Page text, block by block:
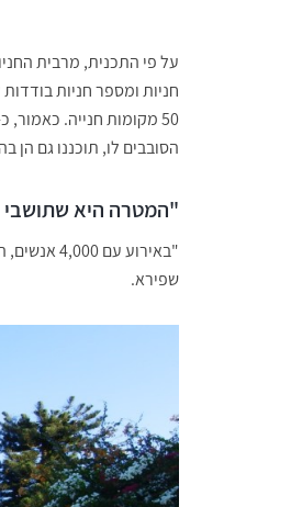
חניות ומספר חניות
הסובבים לו, תוכננו גם הן
"המטרה היא שתושבי
"באירוע
שפירא.